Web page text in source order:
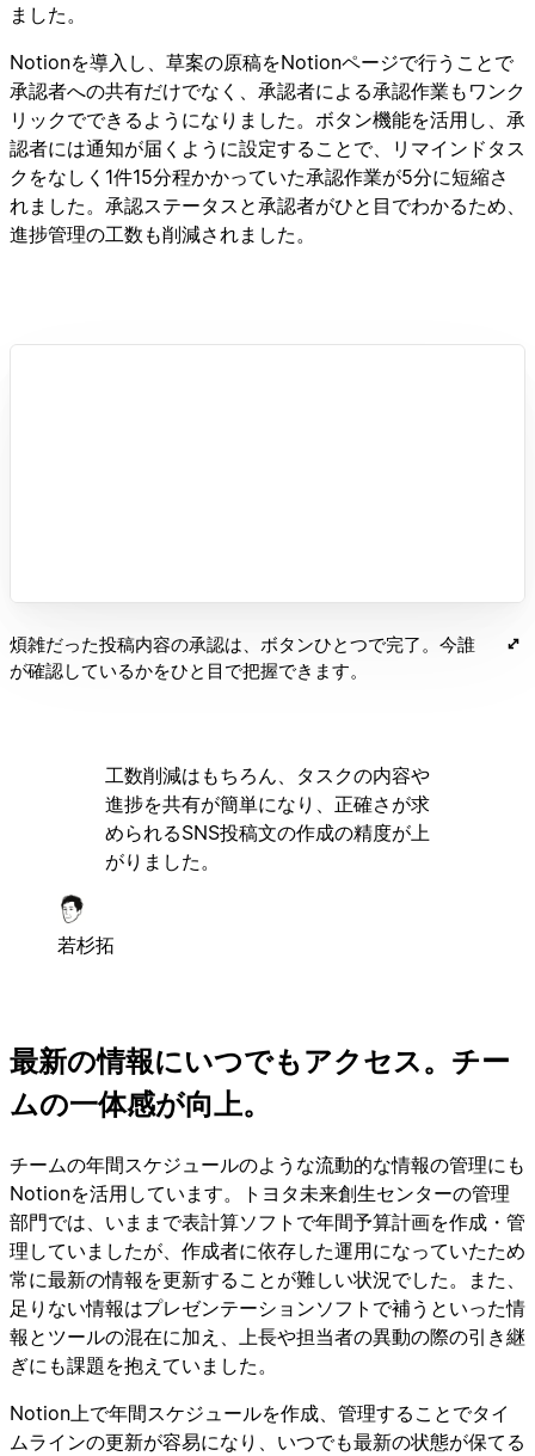
ました。
Notionを導入し、草案の原稿をNotionページで行うことで
承認者への共有だけでなく、承認者による承認作業もワンク
リックでできるようになりました。ボタン機能を活用し、承
認者には通知が届くように設定することで、リマインドタス
クをなしく1件15分程かかっていた承認作業が5分に短縮さ
れました。承認ステータスと承認者がひと目でわかるため、
進捗管理の工数も削減されました。
煩雑だった投稿内容の承認は、ボタンひとつで完了。今誰
が確認しているかをひと目で把握できます。
工数削減はもちろん、タスクの内容や
進捗を共有が簡単になり、正確さが求
められるSNS投稿文の作成の精度が上
がりました。
若杉拓
最新の情報にいつでもアクセス。チー
ムの一体感が向上。
チームの年間スケジュールのような流動的な情報の管理にも
Notionを活用しています。トヨタ未来創生センターの管理
部門では、いままで表計算ソフトで年間予算計画を作成・管
理していましたが、作成者に依存した運用になっていたため
常に最新の情報を更新することが難しい状況でした。また、
足りない情報はプレゼンテーションソフトで補うといった情
報とツールの混在に加え、上長や担当者の異動の際の引き継
ぎにも課題を抱えていました。
Notion上で年間スケジュールを作成、管理することでタイ
ムラインの更新が容易になり、いつでも最新の状態が保てる